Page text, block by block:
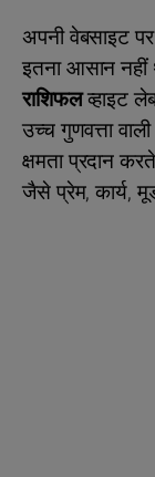
अपनी वेबसाइट
इतना आसान नहीं
राशिफलव्हाइट
उच्च गुणवत्ता
क्षमता प्रदान
जैसे प्रेम, कार्य,